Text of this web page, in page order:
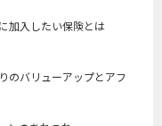
加入したい保険とは
のバリューアップとアフ